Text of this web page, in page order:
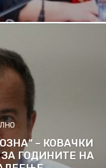
– КОВАЧКИ
ГОДИНИТЕ НА